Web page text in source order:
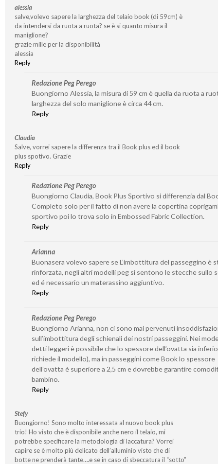
alessia
salve,volevo sapere la larghezza del telaio book (di 59cm) è
da intendersi da ruota a ruota? se è si quanto misura il
maniglione?
grazie mille per la disponibilità
alessia
Reply
Redazione Peg Perego
Buongiorno Alessia, la misura di 59 cm è quella da ruota a
larghezza del solo maniglione è circa 44 cm.
Reply
Claudia
Salve, vorrei sapere la differenza tra il Book plus ed il book
plus spotivo. Grazie
Reply
Redazione Peg Perego
Buongiorno Claudia, Book Plus Sportivo si differenzia dal
Completo solo per il fatto di non avere la copertina
sportivo poi lo trova solo in Embossed Fabric Collection.
Reply
Arianna
Buonasera volevo sapere se L’imbottitura del passeggino è
rinforzata, negli altri modelli peg si sentono le stecche sullo
ed é necessario un materassino aggiuntivo.
Reply
Redazione Peg Perego
Buongiorno Arianna, non ci sono mai pervenuti
sull’imbottitura degli schienali dei nostri passeggini. Nei
detti leggeri è possibile che lo spessore dell’ovatta sia
richiede il modello), ma in passeggini come Book lo spessore
dell’ovatta è superiore a 2,5 cm e dovrebbe garantire
bambino.
Reply
Stefy
Buongiorno! Sono molto interessata al nuovo book plus
trio! Ho visto che è disponibile anche nero il telaio, mi
potrebbe specificare la metodologia di laccatura? Vorrei
capire se è molto più delicato dell’alluminio visto che di
botte ne prenderà tante….e se in caso di sbeccatura il “sotto”